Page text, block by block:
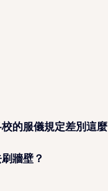
的服儀規定差別這麼
牆壁？